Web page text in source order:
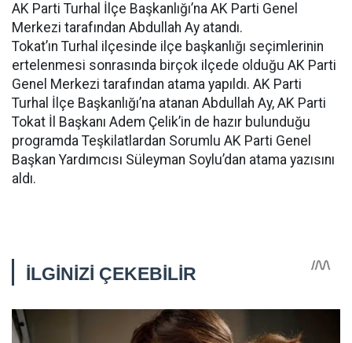
AK Parti Turhal İlçe Başkanlığı’na AK Parti Genel
Merkezi tarafından Abdullah Ay atandı.
Tokat’ın Turhal ilçesinde ilçe başkanlığı seçimlerinin
ertelenmesi sonrasında birçok ilçede olduğu AK Parti
Genel Merkezi tarafından atama yapıldı. AK Parti
Turhal İlçe Başkanlığı’na atanan Abdullah Ay, AK Parti
Tokat İl Başkanı Adem Çelik’in de hazır bulunduğu
programda Teşkilatlardan Sorumlu AK Parti Genel
Başkan Yardımcısı Süleyman Soylu’dan atama yazısını
aldı.